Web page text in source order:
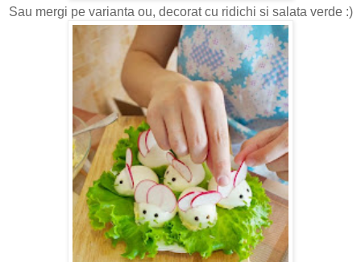
Sau mergi pe varianta ou, decorat cu ridichi si salata verde :)